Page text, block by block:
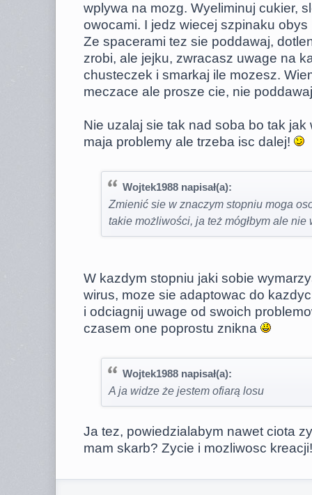
wplywa na mozg. Wyeliminuj cukier,
owocami. I jedz wiecej szpinaku
Ze spacerami tez sie poddawaj,
zrobi, ale jejku, zwracasz uwage na
chusteczek i smarkaj ile mozesz.
meczace ale prosze cie, nie
Nie uzalaj sie tak nad soba bo tak
maja problemy ale trzeba isc dalej!
Wojtek1988 napisał(a):
Zmienić sie w znaczym stopniu moga
takie możliwości, ja też mógłbym ale
W kazdym stopniu jaki sobie
wirus, moze sie adaptowac do
i odciagnij uwage od swoich
czasem one poprostu znikna
Wojtek1988 napisał(a):
A ja widze że jestem ofiarą losu
Ja tez, powiedzialabym nawet ciota
mam skarb? Zycie i mozliwosc kreacji!